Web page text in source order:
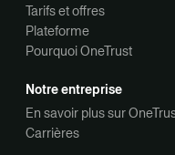
Tarifs et offres
Plateforme
Pourquoi OneTrust
Notre entreprise
En savoir plus sur
Carrières